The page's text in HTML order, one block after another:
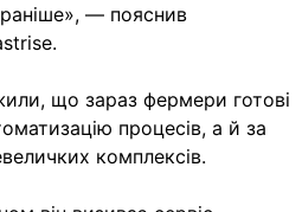
раніше», — пояснив
що зараз фермери готові
процесів, а й за
комплексів.